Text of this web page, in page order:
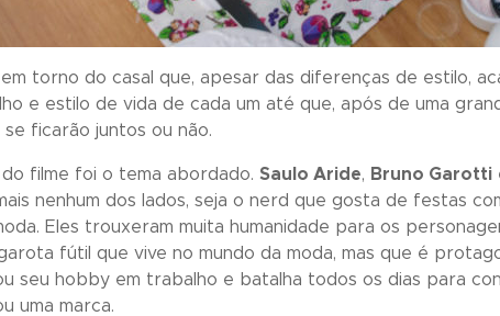
torno do casal que, apesar das diferenças de estilo,
e estilo de vida de cada um até que, após de uma
ficarão juntos ou não.
filme foi o tema abordado. Saulo Aride, Bruno Garotti
nenhum dos lados, seja o nerd que gosta de festas
Eles trouxeram muita humanidade para os
fútil que vive no mundo da moda, mas que é
seu hobby em trabalho e batalha todos os dias para
uma marca.